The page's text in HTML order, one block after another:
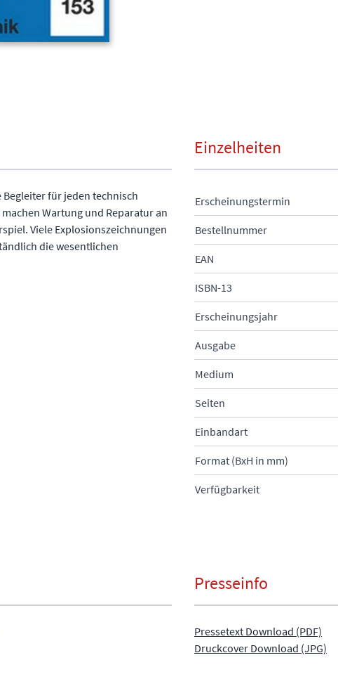
für jeden technisch
Wartung und Reparatur an
Viele Explosionszeichnungen
die wesentlichen
Einzelheiten
Erscheinungstermin
Bestellnummer
EAN
ISBN-13
Erscheinungsjahr
Ausgabe
Medium
Seiten
Einbandart
Format (BxH in mm)
Verfügbarkeit
Presseinfo
Pressetext Download (PDF)
Druckcover Download (JPG)